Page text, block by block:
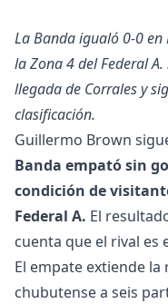
La Banda igualó 0-0
la Zona 4 del Federal
llegada de Corrales y
clasificación.
Guillermo Brown
Banda empató sin
condición de
Federal A. El
cuenta que el rival es
El empate extiende
chubutense a seis